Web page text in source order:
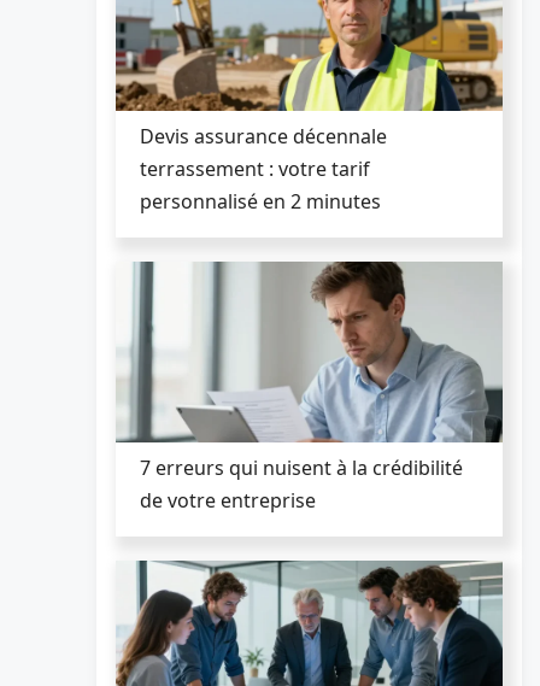
Devis assurance décennale
terrassement : votre tarif
personnalisé en 2 minutes
7 erreurs qui nuisent à la crédibilité
de votre entreprise